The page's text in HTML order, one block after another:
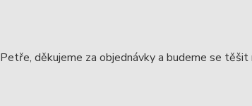
Petře, děkujeme za objednávky a budeme se